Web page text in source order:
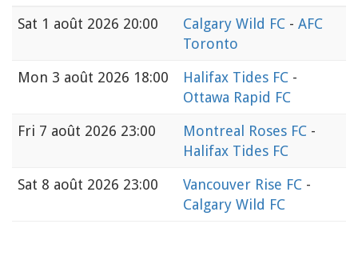
Sat 1 août 2026 20:00 Calgary Wild FC - AFC
Toronto
Mon 3 août 2026 18:00 Halifax Tides FC -
Ottawa Rapid FC
Fri 7 août 2026 23:00 Montreal Roses FC -
Halifax Tides FC
Sat 8 août 2026 23:00 Vancouver Rise FC -
Calgary Wild FC